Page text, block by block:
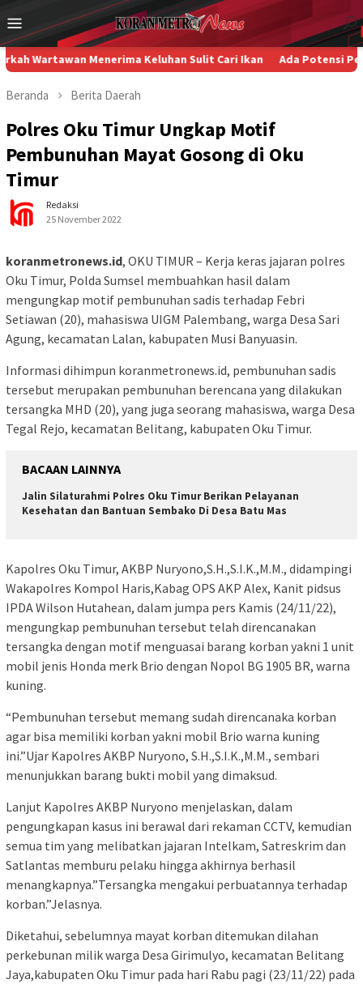
ke
konten
Menu
Mobile
Menerima Keluhan Sulit Cari Ikan Ada Potensi
Beranda Berita Daerah
Polres Oku Timur Ungkap Motif
Pembunuhan Mayat Gosong di Oku
Timur
Redaksi
25 November 2022
koranmetronews.id, OKU TIMUR – Kerja keras jajaran polres
Oku Timur, Polda Sumsel membuahkan hasil dalam
mengungkap motif pembunuhan sadis terhadap Febri
Setiawan (20), mahasiswa UIGM Palembang, warga Desa Sari
Agung, kecamatan Lalan, kabupaten Musi Banyuasin.
Informasi dihimpun koranmetronews.id, pembunuhan sadis
tersebut merupakan pembunuhan berencana yang dilakukan
tersangka MHD (20), yang juga seorang mahasiswa, warga Desa
Tegal Rejo, kecamatan Belitang, kabupaten Oku Timur.
BACAAN LAINNYA
Jalin Silaturahmi Polres Oku Timur Berikan Pelayanan
Kesehatan dan Bantuan Sembako Di Desa Batu Mas
Kapolres Oku Timur, AKBP Nuryono,S.H.,S.I.K.,M.M., didampingi
Wakapolres Kompol Haris,Kabag OPS AKP Alex, Kanit pidsus
IPDA Wilson Hutahean, dalam jumpa pers Kamis (24/11/22),
mengungkap pembunuhan tersebut telah direncanakan
tersangka dengan motif menguasai barang korban yakni 1 unit
mobil jenis Honda merk Brio dengan Nopol BG 1905 BR, warna
kuning.
“Pembunuhan tersebut memang sudah direncanaka korban
agar bisa memiliki korban yakni mobil Brio warna kuning
ini.”Ujar Kapolres AKBP Nuryono, S.H.,S.I.K.,M.M., sembari
menunjukkan barang bukti mobil yang dimaksud.
Lanjut Kapolres AKBP Nuryono menjelaskan, dalam
pengungkapan kasus ini berawal dari rekaman CCTV, kemudian
semua tim yang melibatkan jajaran Intelkam, Satreskrim dan
Satlantas memburu pelaku hingga akhirnya berhasil
menangkapnya.”Tersangka mengakui perbuatannya terhadap
korban.”Jelasnya.
Diketahui, sebelumnya mayat korban ditemukan dilahan
perkebunan milik warga Desa Girimulyo, kecamatan Belitang
Jaya,kabupaten Oku Timur pada hari Rabu pagi (23/11/22) pada